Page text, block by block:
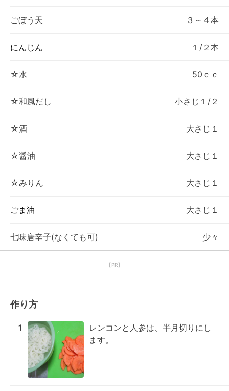
ごぼう天 ３～４本
にんじん １/２本
☆水 50ｃｃ
☆和風だし 小さじ１/２
☆酒 大さじ１
☆醤油 大さじ１
☆みりん 大さじ１
ごま油 大さじ１
七味唐辛子(なくても可) 少々
【PR】
作り方
1
レンコンと人参は、半月切りにし
ます。